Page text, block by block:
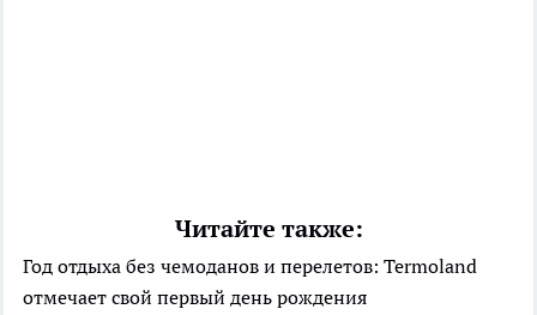
Читайте также:
Год отдыха без чемоданов и перелетов: Termoland
отмечает свой первый день рождения